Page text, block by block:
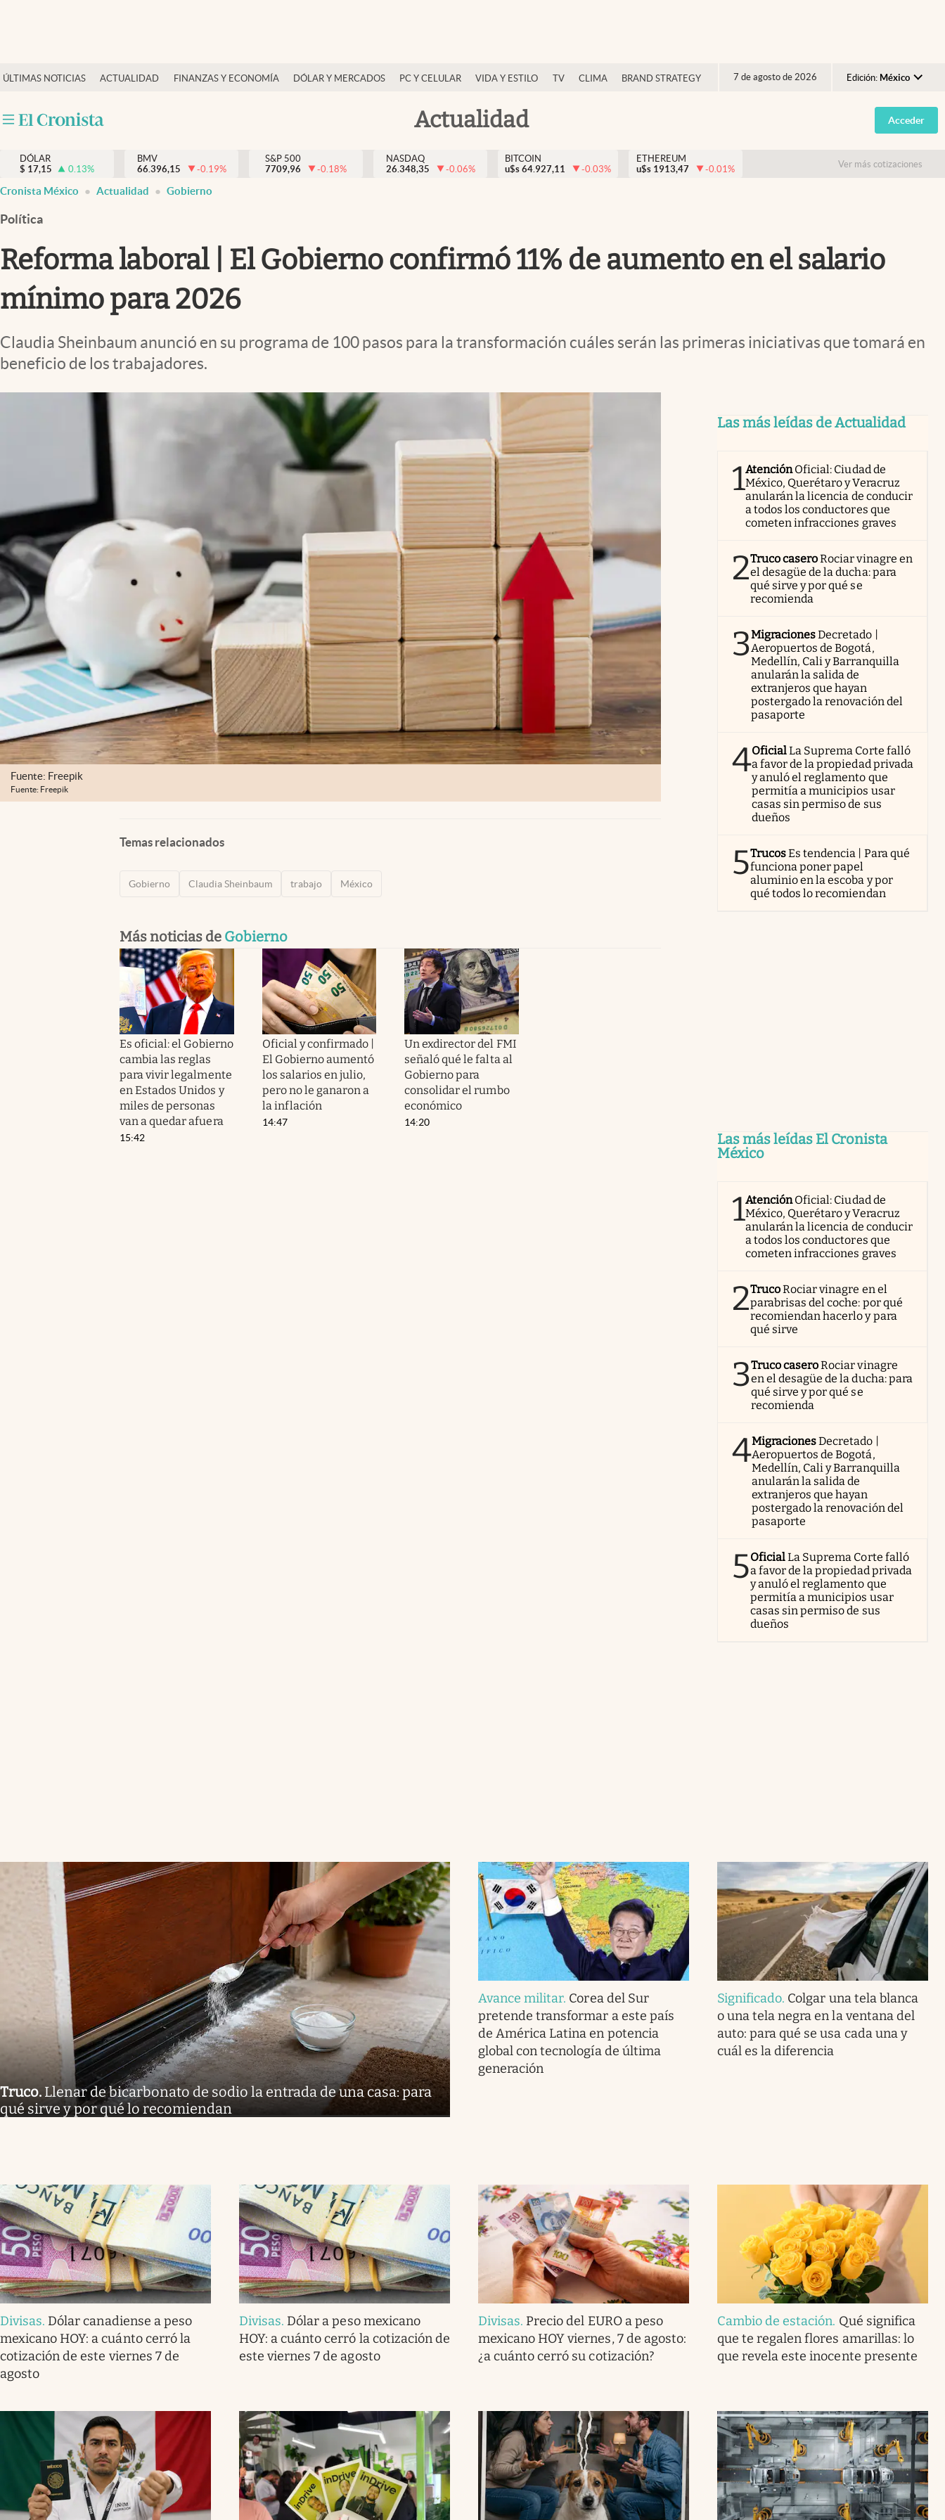
ÚLTIMAS NOTICIAS ACTUALIDAD FINANZAS Y ECONOMÍA DÓLAR Y MERCADOS PC Y CELULAR VIDA Y ESTILO TV CLIMA BRAND STRATEGY 7 de agosto de 2026 Edición: México
Argentina
España
USA
Actualidad
Actualidad
Internacionales
Opinión
Brand Strategy
Vida y estilo
Tv
Espiritualidad
Acceder
DÓLAR
$ 17,15 0.13%
BMV
66.396,15
-0.19%
S&P 500
7709,96
-0.18%
NASDAQ
26.348,35
-0.06%
BITCOIN
u$s 64.927,11 -0.03%
ETHEREUM
u$s 1913,47 -0.01% Ver más cotizaciones
Cronista México Actualidad Gobierno
Política
Reforma laboral | El Gobierno confirmó 11% de aumento en el salario
mínimo para 2026
Claudia Sheinbaum anunció en su programa de 100 pasos para la transformación cuáles serán las primeras iniciativas que tomará en
beneficio de los trabajadores.
Fuente: Freepik
Fuente: Freepik
Temas relacionados
Gobierno Claudia Sheinbaum trabajo México
Más noticias de Gobierno
Es oficial: el Gobierno
cambia las reglas
para vivir legalmente
en Estados Unidos y
miles de personas
van a quedar afuera
15:42
Oficial y confirmado |
El Gobierno aumentó
los salarios en julio,
pero no le ganaron a
la inflación
14:47
Un exdirector del FMI
señaló qué le falta al
Gobierno para
consolidar el rumbo
económico
14:20
Las más leídas de Actualidad
1AtenciónOficial: Ciudad de
México, Querétaro y Veracruz
anularán la licencia de conducir
a todos los conductores que
cometen infracciones graves
2Truco caseroRociar vinagre en
el desagüe de la ducha: para
qué sirve y por qué se
recomienda
3MigracionesDecretado |
Aeropuertos de Bogotá,
Medellín, Cali y Barranquilla
anularán la salida de
extranjeros que hayan
postergado la renovación del
pasaporte
4OficialLa Suprema Corte falló
a favor de la propiedad privada
y anuló el reglamento que
permitía a municipios usar
casas sin permiso de sus
dueños
5TrucosEs tendencia | Para qué
funciona poner papel
aluminio en la escoba y por
qué todos lo recomiendan
Las más leídas El Cronista
México
1AtenciónOficial: Ciudad de
México, Querétaro y Veracruz
anularán la licencia de conducir
a todos los conductores que
cometen infracciones graves
2TrucoRociar vinagre en el
parabrisas del coche: por qué
recomiendan hacerlo y para
qué sirve
3Truco caseroRociar vinagre
en el desagüe de la ducha: para
qué sirve y por qué se
recomienda
4MigracionesDecretado |
Aeropuertos de Bogotá,
Medellín, Cali y Barranquilla
anularán la salida de
extranjeros que hayan
postergado la renovación del
pasaporte
5OficialLa Suprema Corte falló
a favor de la propiedad privada
y anuló el reglamento que
permitía a municipios usar
casas sin permiso de sus
dueños
Truco. Llenar de bicarbonato de sodio la entrada de una casa: para
qué sirve y por qué lo recomiendan
Avance militar. Corea del Sur
pretende transformar a este país
de América Latina en potencia
global con tecnología de última
generación
Significado. Colgar una tela blanca
o una tela negra en la ventana del
auto: para qué se usa cada una y
cuál es la diferencia
Divisas. Dólar canadiense a peso
mexicano HOY: a cuánto cerró la
cotización de este viernes 7 de
agosto
Divisas. Dólar a peso mexicano
HOY: a cuánto cerró la cotización de
este viernes 7 de agosto
Divisas. Precio del EURO a peso
mexicano HOY viernes, 7 de agosto:
¿a cuánto cerró su cotización?
Cambio de estación. Qué significa
que te regalen flores amarillas: lo
que revela este inocente presente